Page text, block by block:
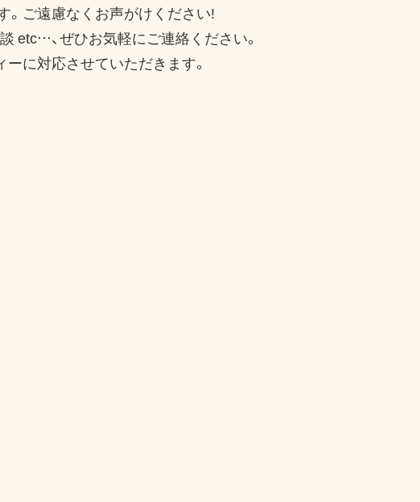
。ご遠慮なくお声がけください!
etc…、ぜひお気軽にご連絡ください。
に対応させていただきます。